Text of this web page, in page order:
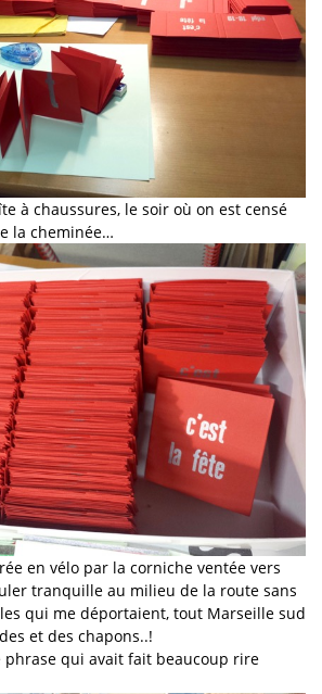
à chaussures, le soir où on est censé
la cheminée…
en vélo par la corniche ventée vers
tranquille au milieu de la route sans
qui me déportaient, tout Marseille sud
et des chapons..!
phrase qui avait fait beaucoup rire